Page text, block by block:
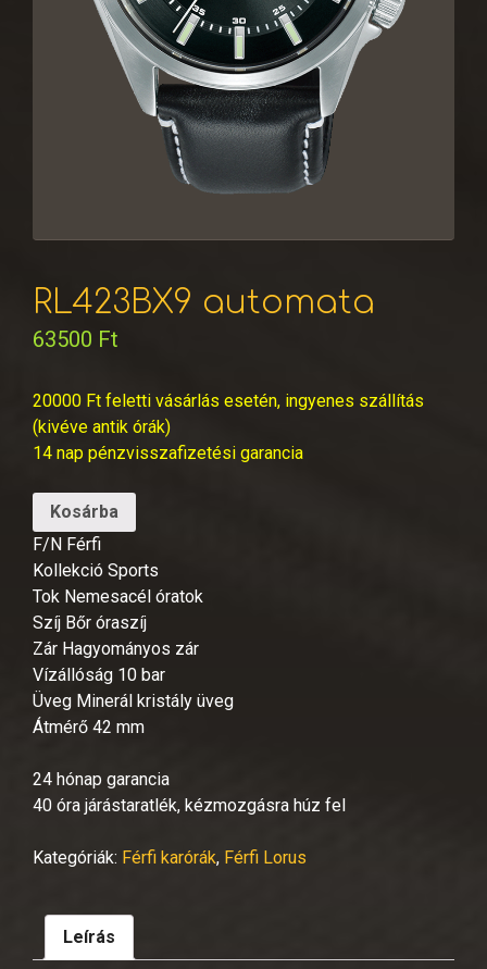
RL423BX9 automata
63500 Ft
20000 Ft feletti vásárlás esetén, ingyenes szállítás
(kivéve antik órák)
14 nap pénzvisszafizetési garancia
Kosárba
F/N Férfi
Kollekció Sports
Tok Nemesacél óratok
Szíj Bőr óraszíj
Zár Hagyományos zár
Vízállóság 10 bar
Üveg Minerál kristály üveg
Átmérő 42 mm
24 hónap garancia
40 óra járástaratlék, kézmozgásra húz fel
Kategóriák: Férfi karórák, Férfi Lorus
Leírás